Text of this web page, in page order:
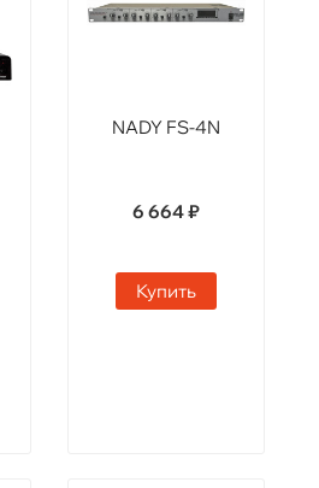
NADY FS-4N
6 664 ₽
Купить